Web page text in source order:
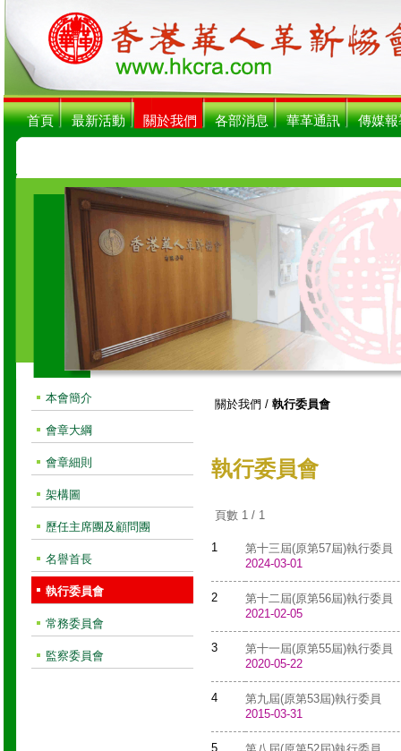
首頁 最新活動 關於我們 各部消息 華革通訊 傳媒報
本會簡介
會章大綱
會章細則
架構圖
歷任主席團及顧問團
名譽首長
執行委員會
常務委員會
監察委員會
關於我們 / 執行委員會
執行委員會
頁數 1 / 1
1
第十三屆(原第57屆)執行委員
2024-03-01
2
第十二屆(原第56屆)執行委員
2021-02-05
3
第十一屆(原第55屆)執行委員
2020-05-22
4
第九屆(原第53屆)執行委員
2015-03-31
5